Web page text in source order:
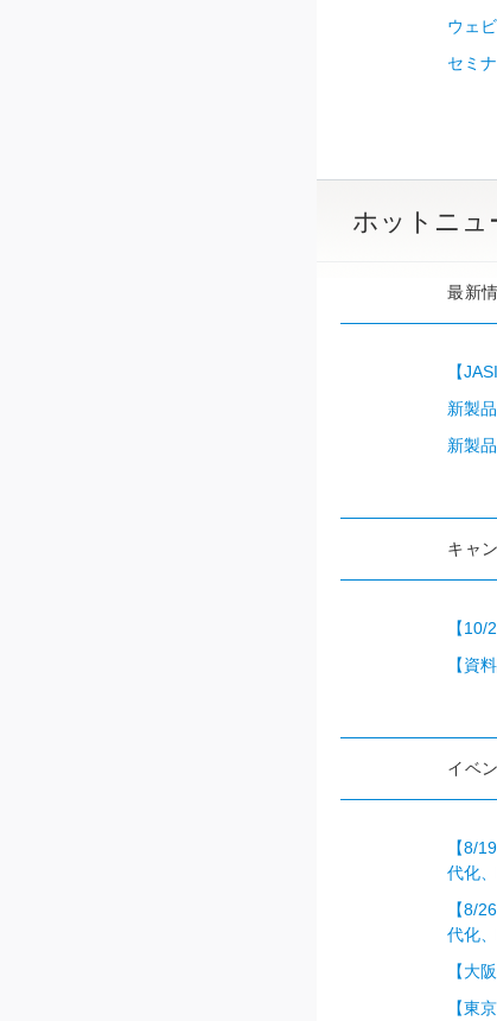
ウェ
セミ
ホットニュ
最新
【
新製
新製
キャ
【
【資
イベ
【8/
代化
【8/
代化
【大
【東